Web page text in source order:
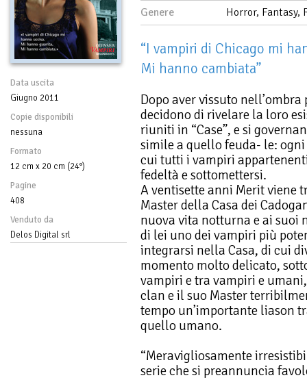
Data uscita
Giugno 2011
Copie disponibili
nessuna
Formato
12 cm x 20 cm (24°)
Pagine
408
Venduto da
Delos Digital srl
Genere
Horror, Fantasy,
“I vampiri di Chicago mi
Mi hanno cambiata”
Dopo aver vissuto
decidono di rivelare la loro
riuniti in “Case”, e si
simile a quello feuda- le:
cui tutti i vampiri
fedeltà e sottomettersi.
A ventisette anni Merit viene
Master della Casa dei
nuova vita notturna e ai suoi
di lei uno dei vampiri più
integrarsi nella Casa, di cui
momento molto delicato,
vampiri e tra vampiri e
clan e il suo Master
tempo un’importante liason
quello umano.
“Meravigliosamente
serie che si preannuncia